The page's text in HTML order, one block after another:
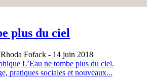
plus du ciel
Fofack - 14 juin 2018
L’Eau ne tombe plus du ciel.
pratiques sociales et nouveaux...